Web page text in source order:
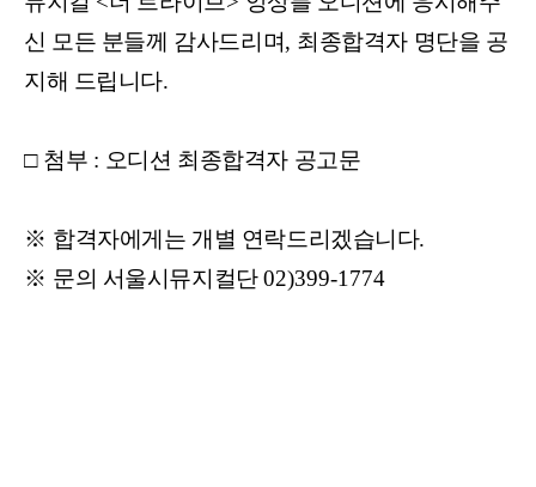
신 모든 분들께 감사드리며, 최종합격자 명단을 공
지해 드립니다.
□ 첨부 : 오디션 최종합격자 공고문
※ 합격자에게는 개별 연락드리겠습니다.
※ 문의 서울시뮤지컬단02)399-1774